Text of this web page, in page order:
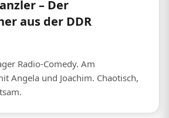
– Der
aus der DDR
Radio-Comedy. Am
Angela und Joachim. Chaotisch,